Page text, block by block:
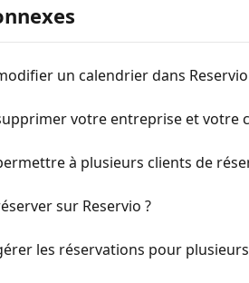
un calendrier dans
votre entreprise et votre
à plusieurs clients de
sur Reservio ?
les réservations pour